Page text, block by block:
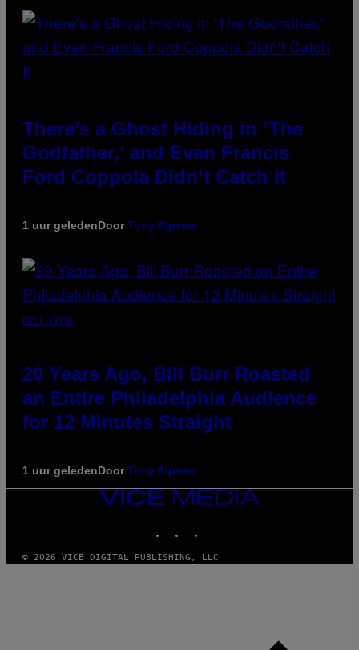
There’s a Ghost Hiding in ‘The
Godfather,’ and Even Francis
Ford Coppola Didn’t Catch It
1 uur geledenDoorTony Alpsen
BILL BURR
20 Years Ago, Bill Burr Roasted
an Entire Philadelphia Audience
for 12 Minutes Straight
1 uur geledenDoorTony Alpsen
VICE
MEDIA
© 2026 VICE DIGITAL PUBLISHING, LLC